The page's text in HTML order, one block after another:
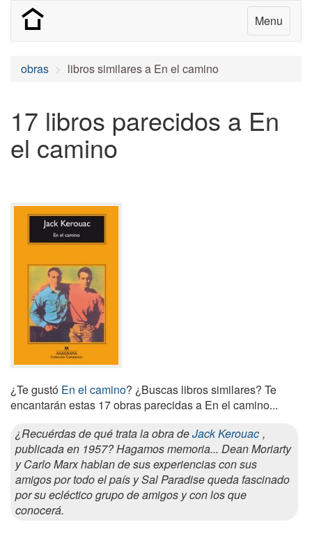
Menu
obras libros similares a En el camino
17 libros parecidos a En
el camino
¿Te gustó En el camino? ¿Buscas libros similares? Te
encantarán estas 17 obras parecidas a En el camino...
¿Recuérdas de qué trata la obra deJack Kerouac ,
publicada en 1957? Hagamos memoria... Dean Moriarty
y Carlo Marx hablan de sus experiencias con sus
amigos por todo el país y Sal Paradise queda fascinado
por su ecléctico grupo de amigos y con los que
conocerá.